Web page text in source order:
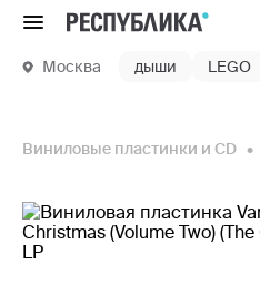
Меню
Москва дыши LEGO
Виниловые пластинки и CD